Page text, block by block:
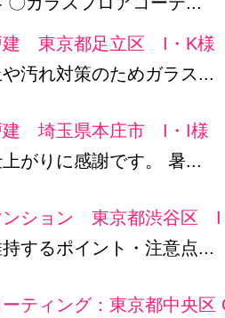
建 東京都足立区 I・K様
汚れ対策のためガラス...
建 埼玉県本庄市 I・I様
がりに感謝です。 暑...
ンション 東京都渋谷区 I
するポイント・注意点...
ティング：東京都中央区